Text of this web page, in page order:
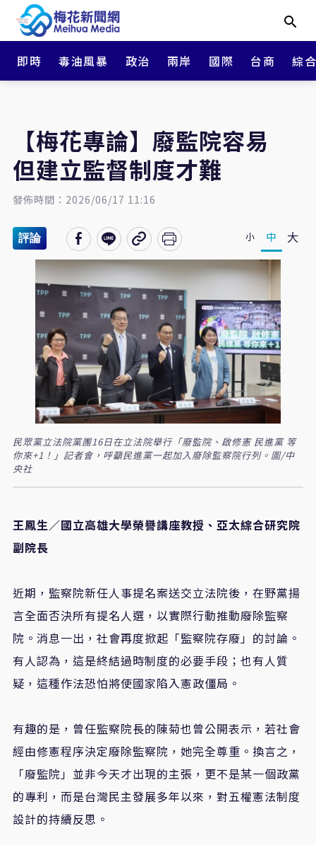
即時 毒油風暴 政治 兩岸 國際 台商 綜
【梅花專論】廢監院容易
但建立監督制度才難
發佈時間：2026/06/17 11:16
評論 小 中 大
民眾黨立法院黨團16日在立法院舉行「廢監院、啟修憲 民進黨 等
你來+1！」記者會，呼籲民進黨一起加入廢除監察院行列。圖/中
央社
王鳳生∕國立高雄大學榮譽講座教授、亞太綜合研究院
副院長
近期，監察院新任人事提名案送交立法院後，在野黨揚
言全面否決所有提名人選，以實際行動推動廢除監察
院。消息一出，社會再度掀起「監察院存廢」的討論。
有人認為，這是終結過時制度的必要手段；也有人質
疑，這種作法恐怕將使國家陷入憲政僵局。
有趣的是，曾任監察院長的陳菊也曾公開表示，若社會
經由修憲程序決定廢除監察院，她完全尊重。換言之，
「廢監院」並非今天才出現的主張，更不是某一個政黨
的專利，而是台灣民主發展多年以來，對五權憲法制度
設計的持續反思。